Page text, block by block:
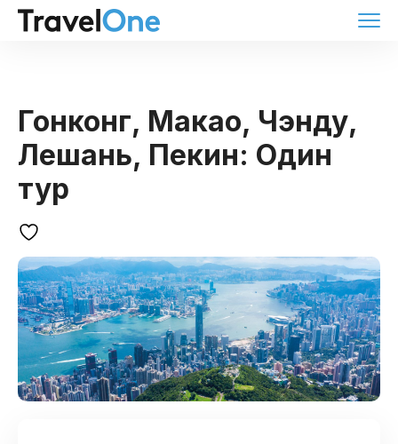
Гонконг, Макао, Чэнду,
Лешань, Пекин: Один
тур